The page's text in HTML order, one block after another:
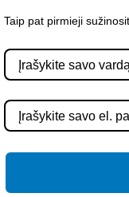
Taip pat pirmieji